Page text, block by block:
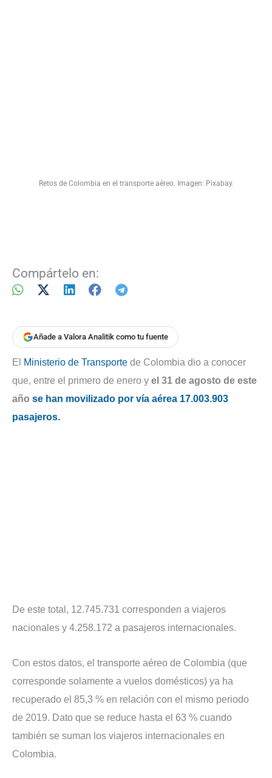
Retos de Colombia en el transporte aéreo. Imagen: Pixabay.
Compártelo en:
Añade a Valora Analitik como tu fuente
El Ministerio de Transporte de Colombia dio a conocer
que, entre el primero de enero y el 31 de agosto de este
año se han movilizado por vía aérea 17.003.903
pasajeros.
De este total, 12.745.731 corresponden a viajeros
nacionales y 4.258.172 a pasajeros internacionales.
Con estos datos, el transporte aéreo de Colombia (que
corresponde solamente a vuelos domésticos) ya ha
recuperado el 85,3 % en relación con el mismo periodo
de 2019. Dato que se reduce hasta el 63 % cuando
también se suman los viajeros internacionales en
Colombia.